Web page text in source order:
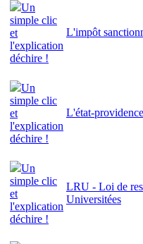
Un
simple clic
et
l'explication
déchire !
L'impôt
Un
simple clic
et
l'explication
déchire !
L'état-providence
Un
simple clic
et
l'explication
déchire !
LRU - Loi de
Universitées